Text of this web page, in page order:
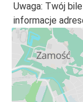
Uwaga: Twój
informacje